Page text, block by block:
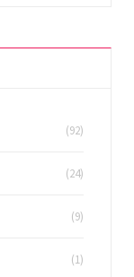
(92)
(24)
(9)
(1)